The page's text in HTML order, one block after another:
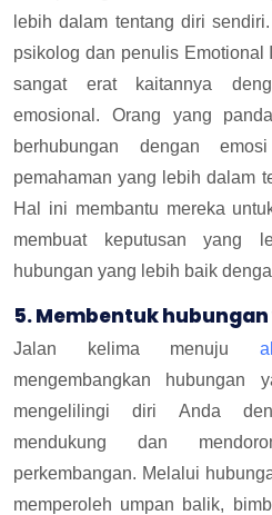
lebih dalam tentang diri
psikolog dan penulis
sangat erat kaitannya
emosional. Orang yang
berhubungan dengan
pemahaman yang lebih dalam
Hal ini membantu mereka
membuat keputusan yang
hubungan yang lebih baik
5. Membentuk
Jalan kelima menuju
mengembangkan hubungan
mengelilingi diri Anda
mendukung dan
perkembangan. Melalui
memperoleh umpan balik,